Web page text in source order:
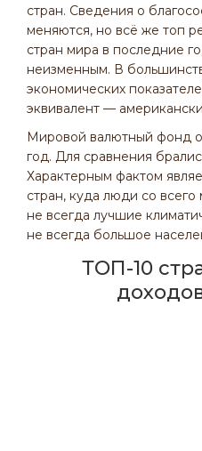
стран. Сведения о
меняются, но всё же топ
стран мира в последние
неизменным. В
экономических
эквивалент —
Мировой валютный фонд
год. Для сравнения
Характерным фактом
стран, куда люди со
не всегда лучшие
не всегда большое
ТОП-10